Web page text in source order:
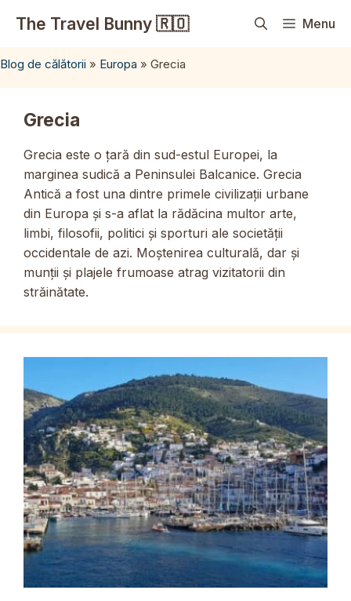
The Travel Bunny 🇷🇴 Menu
Blog de călătorii » Europa » Grecia
Grecia
Grecia este o țară din sud-estul Europei, la
marginea sudică a Peninsulei Balcanice. Grecia
Antică a fost una dintre primele civilizații urbane
din Europa și s-a aflat la rădăcina multor arte,
limbi, filosofii, politici și sporturi ale societății
occidentale de azi. Moștenirea culturală, dar și
munții și plajele frumoase atrag vizitatorii din
străinătate.